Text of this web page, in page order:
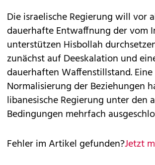
Die israelische Regierung will vor
dauerhafte Entwaffnung der vom
unterstützen Hisbollah
zunächst auf Deeskalation und
dauerhaften Waffenstillstand. Eine
Normalisierung der Beziehungen
libanesische Regierung unter den
Bedingungen mehrfach
Fehler im Artikel gefunden?Jetzt